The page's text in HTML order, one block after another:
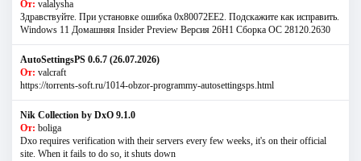
От: valalysha
Здравствуйте. При установке ошибка 0х80072EE2. Подскажите как исправить.
Windows 11 Домашняя Insider Preview Версия 26H1 Сборка ОС 28120.2630
AutoSettingsPS 0.6.7 (26.07.2026)
От: valcraft
https://torrents-soft.ru/1014-obzor-programmy-autosettingsps.html
Nik Collection by DxO 9.1.0
От: boliga
Dxo requires verification with their servers every few weeks, it's on their official
site. When it fails to do so, it shuts down